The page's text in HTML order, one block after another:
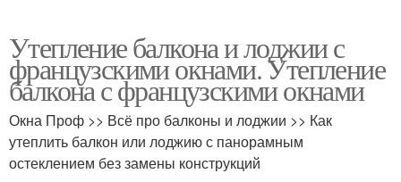
Утепление балкона и лоджии с
французскими окнами. Утепление
балкона с французскими окнами
Окна Проф >> Всё про балконы и лоджии >> Как
утеплить балкон или лоджию с панорамным
остеклением без замены конструкций